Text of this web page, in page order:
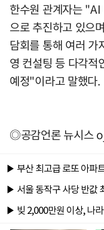
한수원 관계자는
으로 추진하고 있으
담회를 통해 여러 가
영 컨설팅 등 다각적
예정"이라고 말했다.
◎공감언론 뉴시스